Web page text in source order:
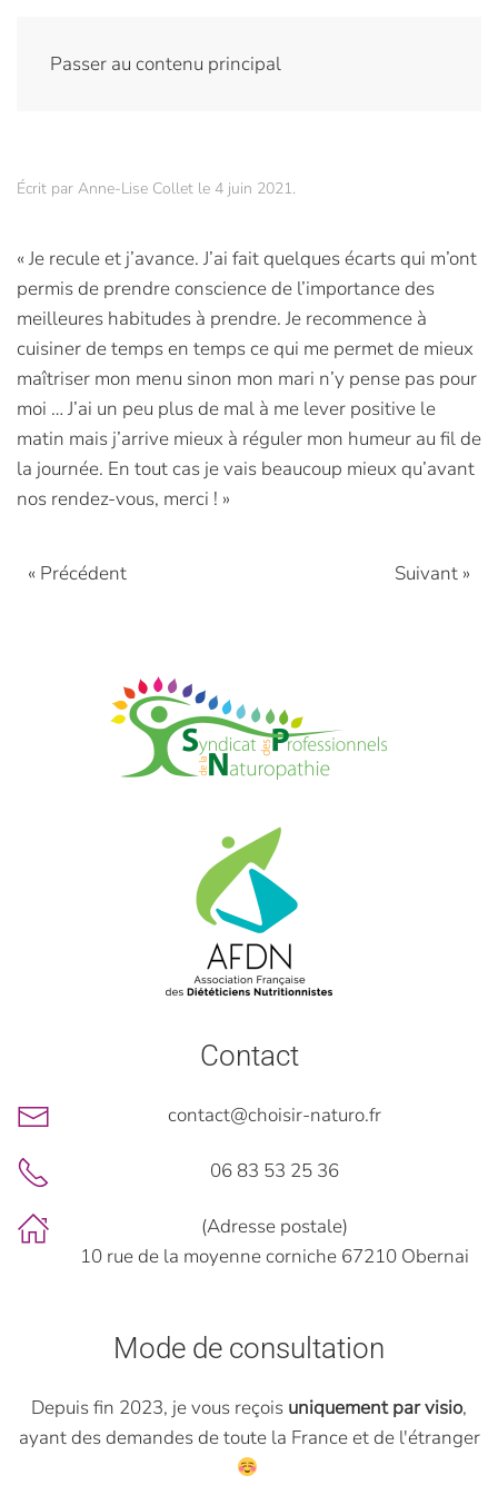
Passer au contenu principal
Écrit par Anne-Lise Collet le 4 juin 2021.
« Je recule et j’avance. J’ai fait quelques écarts qui m’ont
permis de prendre conscience de l’importance des
meilleures habitudes à prendre. Je recommence à
cuisiner de temps en temps ce qui me permet de mieux
maîtriser mon menu sinon mon mari n’y pense pas pour
moi … J’ai un peu plus de mal à me lever positive le
matin mais j’arrive mieux à réguler mon humeur au fil de
la journée. En tout cas je vais beaucoup mieux qu’avant
nos rendez-vous, merci ! »
« Précédent Suivant »
Contact
contact@choisir-naturo.fr
06 83 53 25 36
(Adresse postale)
10 rue de la moyenne corniche 67210 Obernai
Mode de consultation
Depuis fin 2023, je vous reçois uniquement par visio,
ayant des demandes de toute la France et de l'étranger